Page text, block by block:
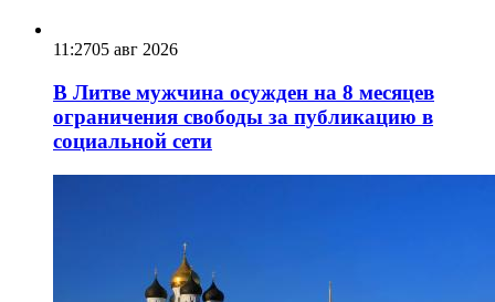
11:2705 авг 2026
В Литве мужчина осужден на 8 месяцев
ограничения свободы за публикацию в
социальной сети